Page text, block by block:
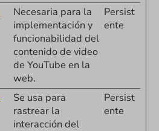
Necesaria para la
implementación y
funcionabilidad del
contenido de video
de YouTube en la
web.
Persist
ente
Se usa para
rastrear la
interacción del
Persist
ente